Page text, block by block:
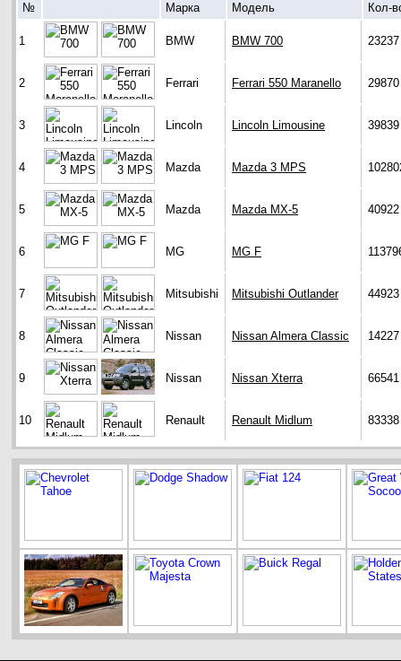
№ Марка Модель Кол-
1 BMW BMW 700 23237
2 Ferrari Ferrari 550 Maranello 29870
3 Lincoln Lincoln Limousine 39839
4 Mazda Mazda 3 MPS
5 Mazda Mazda MX-5 40922
6 MG MG F
7 Mitsubishi Mitsubishi Outlander 44923
8 Nissan Nissan Almera Classic 14227
9 Nissan Nissan Xterra 66541
10 Renault Renault Midlum 83338